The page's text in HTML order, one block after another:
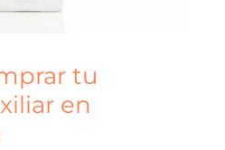
tu
en